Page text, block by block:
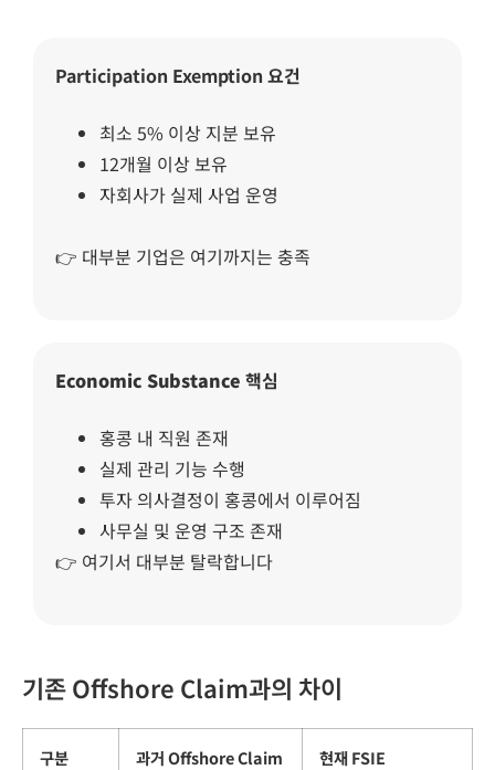
Participation Exemption 요건
최소 5% 이상 지분 보유
12개월 이상 보유
자회사가 실제 사업 운영
👉 대부분 기업은 여기까지는 충족
Economic Substance 핵심
홍콩 내 직원 존재
실제 관리 기능 수행
투자 의사결정이 홍콩에서 이루어짐
사무실 및 운영 구조 존재
👉 여기서 대부분 탈락합니다
기존 Offshore Claim과의 차이
구분 과거 Offshore Claim 현재 FSIE